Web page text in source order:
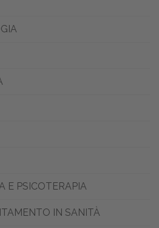
E PSICOTERAPIA
IN SANITÀ